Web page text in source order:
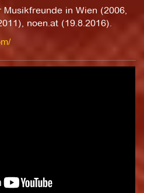
in Wien (2006,
noen.at (19.8.2016).